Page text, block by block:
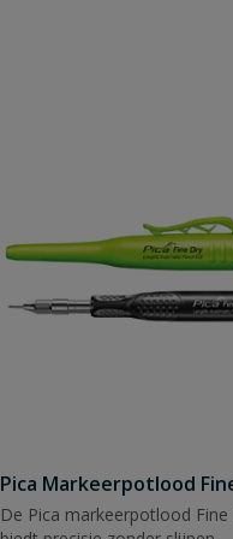
Pica Markeerpotlood
De Pica markeerpotlood